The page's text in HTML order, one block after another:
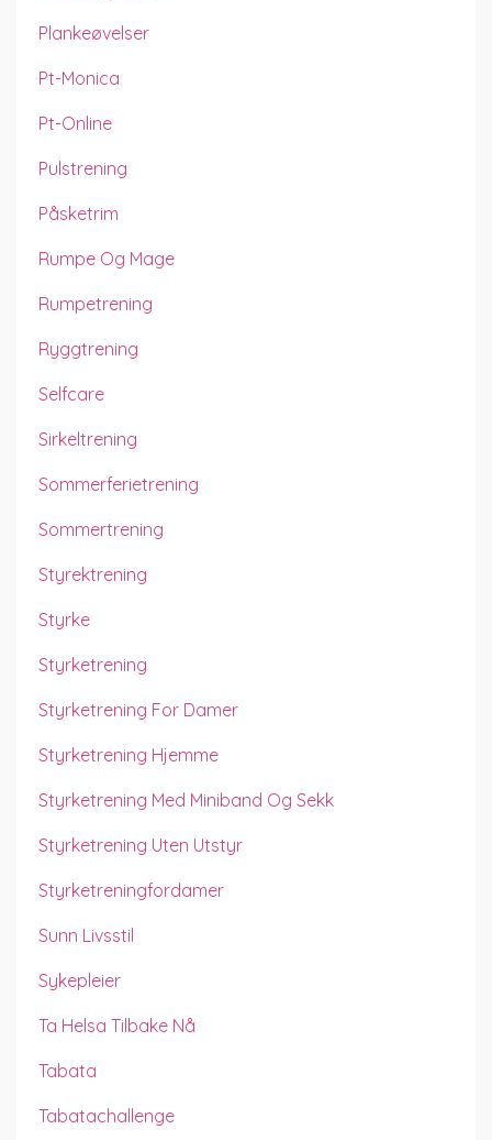
Plankeøvelser
Pt-Monica
Pt-Online
Pulstrening
Påsketrim
Rumpe Og Mage
Rumpetrening
Ryggtrening
Selfcare
Sirkeltrening
Sommerferietrening
Sommertrening
Styrektrening
Styrke
Styrketrening
Styrketrening For Damer
Styrketrening Hjemme
Styrketrening Med Miniband Og Sekk
Styrketrening Uten Utstyr
Styrketreningfordamer
Sunn Livsstil
Sykepleier
Ta Helsa Tilbake Nå
Tabata
Tabatachallenge